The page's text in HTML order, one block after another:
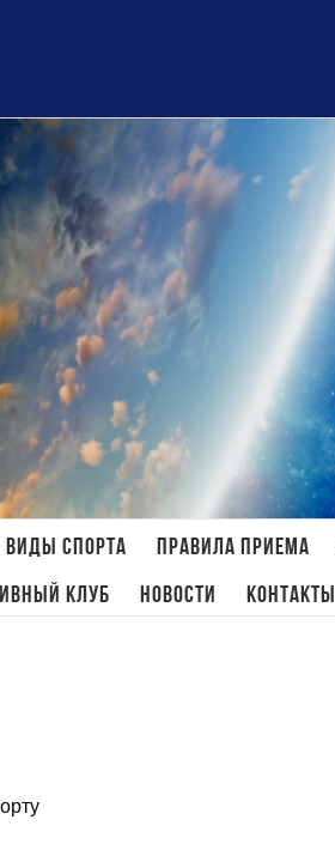
Виды спорта Правила приема
клуб Новости Контакты